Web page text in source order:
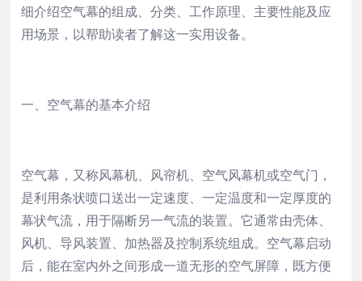
细介绍空气幕的组成、分类、工作原理、主要性能及应
用场景，以帮助读者了解这一实用设备。
一、空气幕的基本介绍
空气幕，又称风幕机、风帘机、空气风幕机或空气门，
是利用条状喷口送出一定速度、一定温度和一定厚度的
幕状气流，用于隔断另一气流的装置。它通常由壳体、
风机、导风装置、加热器及控制系统组成。空气幕启动
后，能在室内外之间形成一道无形的空气屏障，既方便